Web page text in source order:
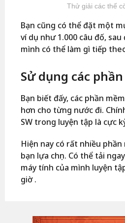
Thử giải các thế
Bạn cũng có thể đặt một
ví dụ như 1.000 câu đố,
mình có thể làm gì tiếp
Sử dụng các
Bạn biết đấy, các phần
hơn cho từng nước đi.
SW trong luyện tập là cực
Hiện nay có rất nhiều phần
bạn lựa chọn. Có thể tải
máy tính của mình luyện
giờ .